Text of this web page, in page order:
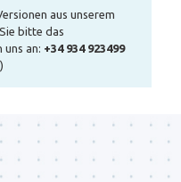
aus unserem
bitte das
an: +34 934 923499